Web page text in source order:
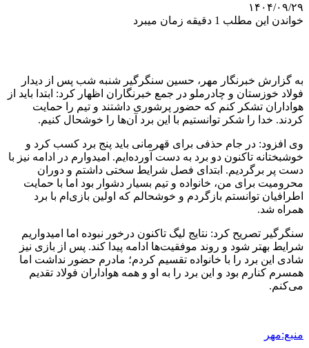
۱۴۰۴/۰۹/۲۹
خواندن این مطلب 1 دقیقه زمان میبرد
به گزارش خبرنگار مهر، حسین سنگرگیر شنبه شب پس از دیدار
فولاد خوزستان و چادرملو در جمع خبرنگاران اظهار کرد: ابتدا باید از
هواداران تشکر کنم که حضور پرشوری داشتند و تیم را حمایت
کردند. خدا را شکر توانستیم با این برد آن‌ها را خوشحال کنیم.
وی افزود: در جام حذفی برای قهرمانی باید پنج برد کسب کرد و
خوشبختانه تاکنون دو برد به دست آورده‌ایم. امیدوارم در ادامه نیز با
دست پر برگردیم. ابتدای فصل شرایط سختی داشتم و دوران
محرومیت برای من، خانواده و تیم بسیار دشوار بود اما با حمایت
اطرافیان توانستم بازگردم و خوشحالم که اولین بازی‌ام با برد
همراه شد.
سنگرگیر تصریح کرد: نتایج لیگ تاکنون درخور نبوده اما امیدواریم
شرایط بهتر شود و روند موفقیت‌ها ادامه پیدا کند. پس از بازی نیز
شادی این برد را با خانواده تقسیم کردم؛ مادرم حضور نداشت اما
همسرم کنارم بود و این برد را به او و همه هواداران فولاد تقدیم
می‌کنم.
منبع:مهر